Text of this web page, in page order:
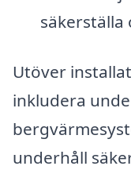
säkerställa
Utöver
inkludera
underhåll